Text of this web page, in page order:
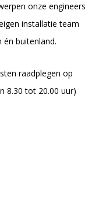
onze engineers
installatie team
buitenland.
raadplegen op
8.30 tot 20.00 uur)